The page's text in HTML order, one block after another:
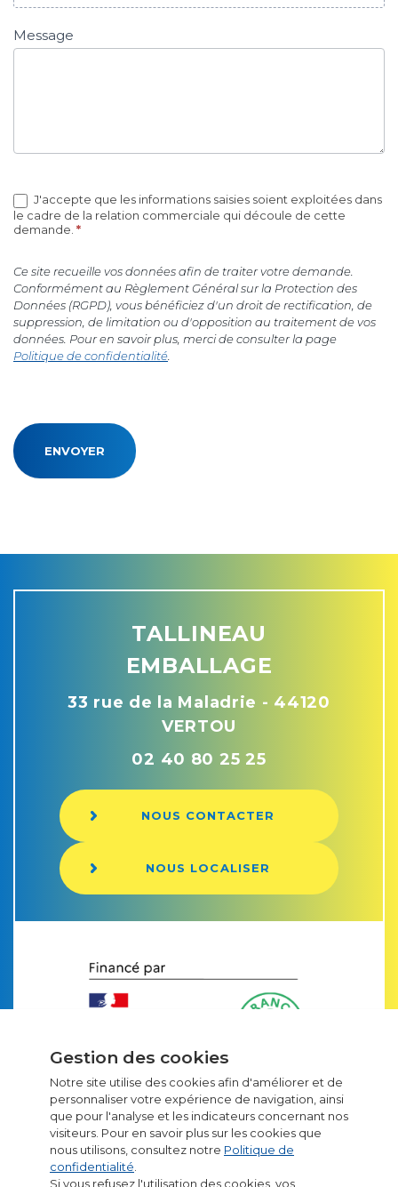
Message
J'accepte que les informations saisies soient exploitées dans
le cadre de la relation commerciale qui découle de cette
demande. *
Ce site recueille vos données afin de traiter votre demande.
Conformément au Règlement Général sur la Protection des
Données (RGPD), vous bénéficiez d'un droit de rectification, de
suppression, de limitation ou d'opposition au traitement de vos
données. Pour en savoir plus, merci de consulter la page
Politique de confidentialité
ENVOYER
TALLINEAU
EMBALLAGE
33 rue de la Maladrie - 44120
VERTOU
02 40 80 25 25
NOUS CONTACTER
NOUS LOCALISER
Emballages carton
Emballages carton sur-mesure
Gestion des cookies
Notre site utilise des cookies afin d'améliorer et de
personnaliser votre expérience de navigation, ainsi
que pour l'analyse et les indicateurs concernant nos
visiteurs. Pour en savoir plus sur les cookies que
nous utilisons, consultez notre Politique de
confidentialité.
Si vous refusez l'utilisation des cookies, vos